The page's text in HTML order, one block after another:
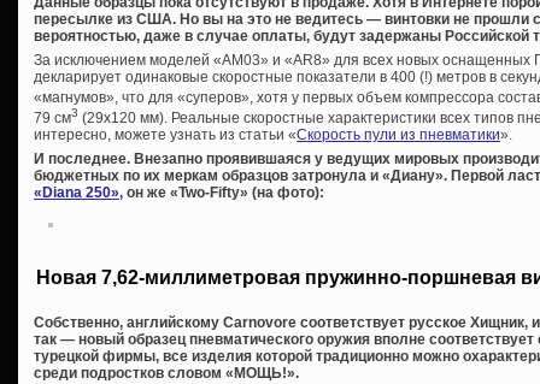
пересылке из США. Но вы на это не ведитесь — винтовки не прошли
вероятностью, даже в случае оплаты, будут задержаны Российской
За исключением моделей «AM03» и «AR8» для всех новых оснащенных
декларирует одинаковые скоростные показатели в 400 (!) метров в
«магнумов», что для «суперов», хотя у первых объем компрессора
79 см3 (29х120 мм). Реальные скоростные характеристики всех типов
интересно, можете узнать из статьи «Скорость пули из пневматики».
И последнее. Внезапно проявившаяся у ведущих мировых
бюджетных по их меркам образцов затронула и «Диану». Первой
«Diana 250», он же «Two-Fifty» (на фото):
Новая 7,62-миллиметровая пружинно-поршневая
Собственно, английскому Carnovore соответствует русское
так — новый образец пневматического оружия вполне
турецкой фирмы, все изделия которой традиционно можно
среди подростков словом «МОЩЬ!».